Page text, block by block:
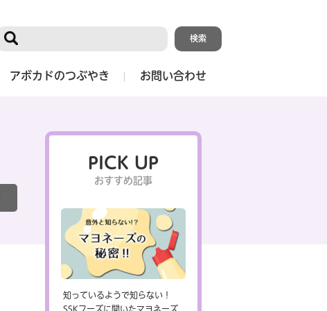
アボカドのつぶやき お問い合わせ
PICK UP
おすすめ記事
知っているようで知らない！
SSKフーズに聞いたマヨネーズ